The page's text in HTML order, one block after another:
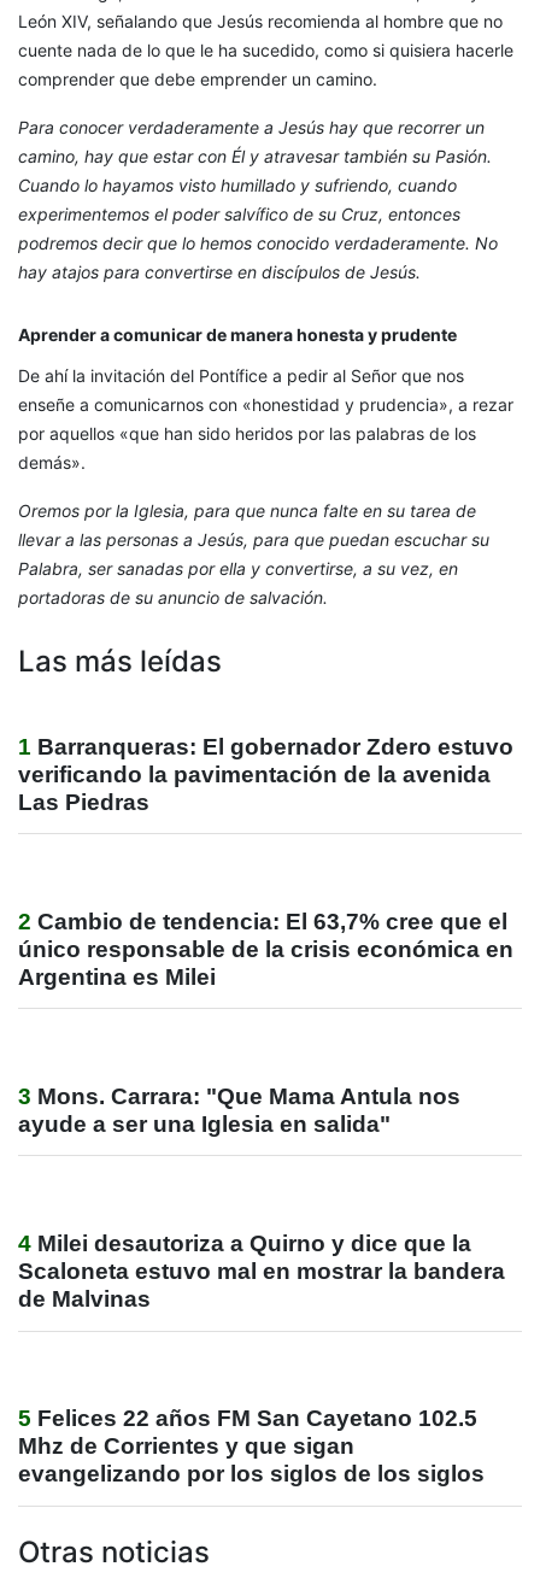
León XIV, señalando que Jesús recomienda al hombre que no
cuente nada de lo que le ha sucedido, como si quisiera hacerle
comprender que debe emprender un camino.
Para conocer verdaderamente a Jesús hay que recorrer un
camino, hay que estar con Él y atravesar también su Pasión.
Cuando lo hayamos visto humillado y sufriendo, cuando
experimentemos el poder salvífico de su Cruz, entonces
podremos decir que lo hemos conocido verdaderamente. No
hay atajos para convertirse en discípulos de Jesús.
Aprender a comunicar de manera honesta y prudente
De ahí la invitación del Pontífice a pedir al Señor que nos
enseñe a comunicarnos con «honestidad y prudencia», a rezar
por aquellos «que han sido heridos por las palabras de los
demás».
Oremos por la Iglesia, para que nunca falte en su tarea de
llevar a las personas a Jesús, para que puedan escuchar su
Palabra, ser sanadas por ella y convertirse, a su vez, en
portadoras de su anuncio de salvación.
Las más leídas
1 Barranqueras: El gobernador Zdero estuvo
verificando la pavimentación de la avenida
Las Piedras
2 Cambio de tendencia: El 63,7% cree que el
único responsable de la crisis económica en
Argentina es Milei
3 Mons. Carrara: "Que Mama Antula nos
ayude a ser una Iglesia en salida"
4 Milei desautoriza a Quirno y dice que la
Scaloneta estuvo mal en mostrar la bandera
de Malvinas
5 Felices 22 años FM San Cayetano 102.5
Mhz de Corrientes y que sigan
evangelizando por los siglos de los siglos
Otras noticias